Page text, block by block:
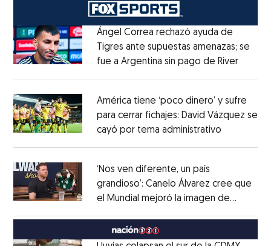
Ángel Correa rechazó ayuda de
Tigres ante supuestas amenazas; se
fue a Argentina sin pago de RiverOpens
América tiene ‘poco dinero’ y sufre
para cerrar fichajes: David Vázquez se
cayó por tema administrativo
‘Nos ven diferente, un país
grandioso’: Canelo Álvarez cree que
el Mundial mejoró la imagen de
MéxicoOpens in new window